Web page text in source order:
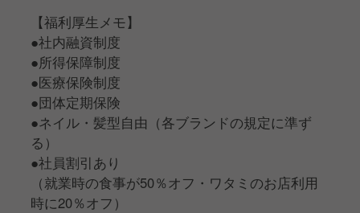
【福利厚生メモ】
●社内融資制度
●所得保障制度
●医療保険制度
●団体定期保険
●ネイル・髪型自由（各ブランドの規定に準ず
る）
●社員割引あり
（就業時の食事が50％オフ・ワタミのお店利用
時に20％オフ）